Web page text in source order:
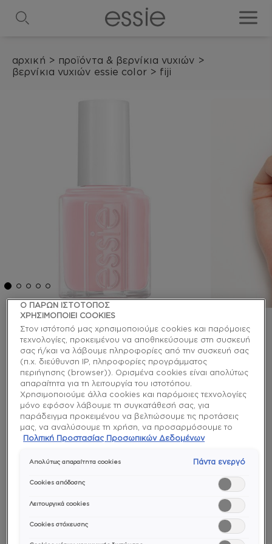
αρχική > προϊόντα & βερνίκια νυχιών >
βερνίκια νυχιών essie color > fiji
essie
fiji βερνίκι νυχιών
Ζήσε μέσα στη χλιδή με αυτό το πλούσιο, κρεμώδες
παστέλ ροζ βερνίκι νυχιών. Αυτό το απίστευτα
ναζιάρικο χρώμα κάνει ονειρεμένα τα περιποιημένα
και κομψά σου δάχτυλα.
enamel
Ομοιόμορφο
Ο ΠΑΡΩΝ ΙΣΤΟΤΟΠΟΣ
ΧΡΗΣΙΜΟΠΟΙΕΙ COOKIES
Στον ιστότοπό μας χρησιμοποιούμε cookies και παρόμοιες
τεχνολογίες, προκειμένου να αποθηκεύσουμε στη συσκευή
σας ή/και να λάβουμε πληροφορίες από την συσκευή σας
(π.χ. διεύθυνση IP, πληροφορίες προγράμματος
περιήγησης (browser)). Ορισμένα cookies είναι απολύτως
απαραίτητα για τη λειτουργία του ιστοτόπου.
Χρησιμοποιούμε άλλα cookies και παρόμοιες τεχνολογίες
μόνο εφόσον λάβουμε τη συγκατάθεσή σας, για
παράδειγμα προκειμένου να βελτιώσουμε τις προτάσεις
μας, να αναλύσουμε τη χρήση, να προσαρμόσουμε το
περιεχόμενο στα ενδιαφέροντά σας ή να αναγνωρίσουμε
τα ενδιαφέροντά σας και να σας δείχνουμε σχετικό
προτάσεις. Μπορείτε να αποδεχθείτε cookies τα οποία δεν
είναι απαραίτητα («Αποδοχή όλων»), να τα απορρίψετε
(«Απόρριψη όλων») ή να ρυθμίσετε και να αποθηκεύσετε
τις επιλογές σας («Αποθήκευση επιλογών»). Μπορείτε
επίσης, ανά πάσα στιγμή, να ελέγξετε και να ρυθμίσετε εκ
νέου τις επιλογές σας (επιλέγοντας το link «Ρυθμίσεις για τα
Πολιτική Προστασίας Προσωπικών Δεδομένων
Απολύτως απαραίτητα cookies Πάντα ενεργό
Cookies απόδοσης
Λειτουργικά cookies
Cookies στόχευσης